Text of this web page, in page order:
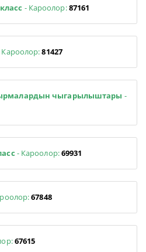
- Кароолор:87161
Кароолор:81427
чыгарылыштары -
- Кароолор:69931
67848
67615